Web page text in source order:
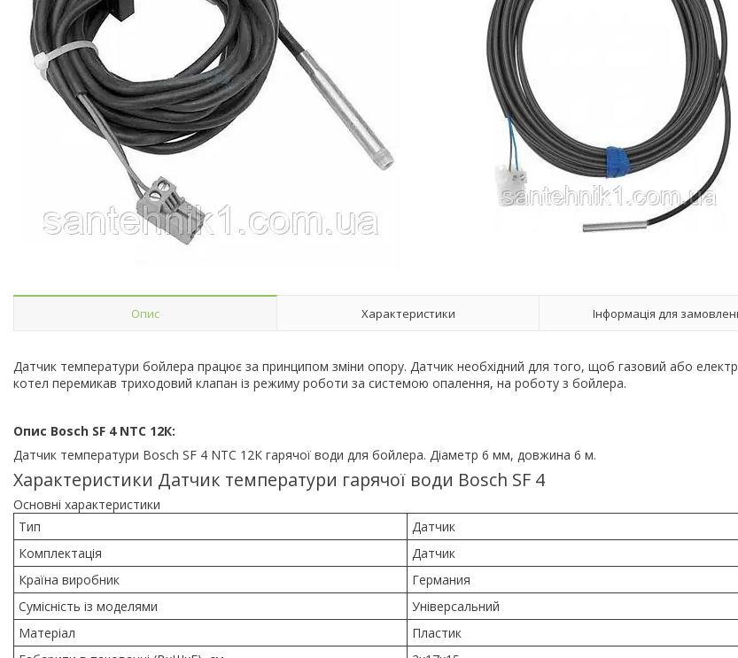
Опис Характеристики Інформація для
Датчик температури бойлера працює за принципом зміни опору. Датчик необхідний для того, щоб газовий або
котел перемикав триходовий клапан із режиму роботи за системою опалення, на роботу з бойлера.
Опис Bosch SF 4 NTC 12К:
Датчик температури Bosch SF 4 NTC 12К гарячої води для бойлера. Діаметр 6 мм, довжина 6 м.
Характеристики Датчик температури гарячої води Bosch SF 4
Основні характеристики
Тип
Датчик
Комплектація
Датчик
Країна виробник
Германия
Сумісність із моделями
Універсальний
Матеріал
Пластик